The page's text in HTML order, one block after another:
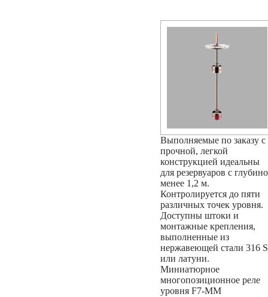
Выполняемые по заказу с
прочной, легкой
конструкцией идеальны
для резервуаров с
менее 1,2 м.
Контролируется до пяти
различных точек уровня.
Доступны штоки и
монтажные крепления,
выполненные из
нержавеющей стали 316
или латуни.
Миниатюрное
многопозиционное реле
уровня F7-MM